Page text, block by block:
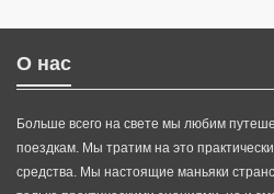
О нас
Больше всего на свете мы любим
поездкам. Мы тратим на это
средства. Мы настоящие маньяки